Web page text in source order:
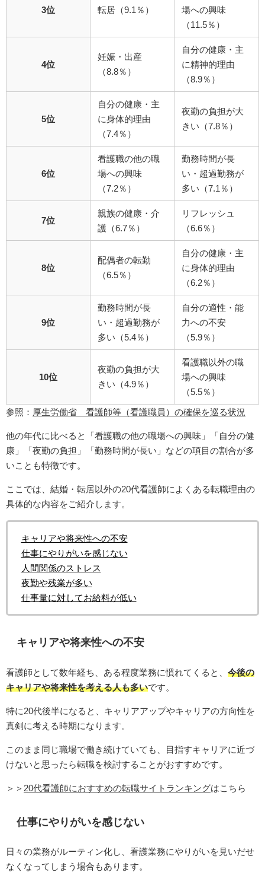
3位 転居（9.1％）
場への興味
（11.5％）
4位
妊娠・出産
（8.8％）
自分の健康・主
に精神的理由
（8.9％）
5位
自分の健康・主
に身体的理由
（7.4％）
夜勤の負担が大
きい（7.8％）
6位
看護職の他の職
場への興味
（7.2％）
勤務時間が長
い・超過勤務が
多い（7.1％）
7位
親族の健康・介
護（6.7％）
リフレッシュ
（6.6％）
8位
配偶者の転勤
（6.5％）
自分の健康・主
に身体的理由
（6.2％）
9位
勤務時間が長
い・超過勤務が
多い（5.4％）
自分の適性・能
力への不安
（5.9％）
10位
夜勤の負担が大
きい（4.9％）
看護職以外の職
場への興味
（5.5％）
参照： 厚生労働省 看護師等（看護職員）の確保を巡る状況
他の年代に比べると「看護職の他の職場への興味」「自分の健
康」「夜勤の負担」「勤務時間が長い」などの項目の割合が多
いことも特徴です。
ここでは、結婚・転居以外の20代看護師によくある転職理由の
具体的な内容をご紹介します。
キャリアや将来性への不安
仕事にやりがいを感じない
人間関係のストレス
夜勤や残業が多い
仕事量に対してお給料が低い
キャリアや将来性への不安
看護師として数年経ち、ある程度業務に慣れてくると、 今後の
キャリアや将来性を考える人も多いです。
特に20代後半になると、キャリアアップやキャリアの方向性を
真剣に考える時期になります。
このまま同じ職場で働き続けていても、目指すキャリアに近づ
けないと思ったら転職を検討することがおすすめです。
＞＞ 20代看護師におすすめの転職サイトランキングはこちら
仕事にやりがいを感じない
日々の業務がルーティン化し、看護業務にやりがいを見いだせ
なくなってしまう場合もあります。